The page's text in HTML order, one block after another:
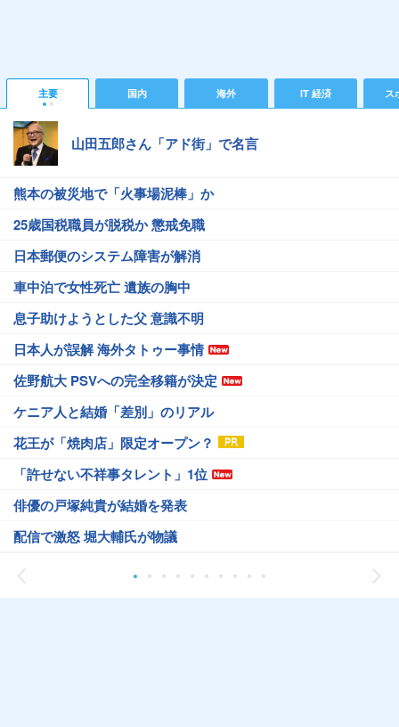
主要 国内 海外 IT 経済 ス
山田五郎さん「アド街」で名言
熊本の被災地で「火事場泥棒」か
25歳国税職員が脱税か 懲戒免職
日本郵便のシステム障害が解消
車中泊で女性死亡 遺族の胸中
息子助けようとした父 意識不明
日本人が誤解 海外タトゥー事情
佐野航大 PSVへの完全移籍が決定
ケニア人と結婚「差別」のリアル
花王が「焼肉店」限定オープン？
「許せない不祥事タレント」1位
俳優の戸塚純貴が結婚を発表
配信で激怒 堀大輔氏が物議